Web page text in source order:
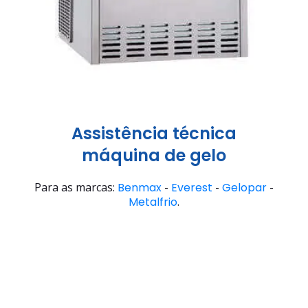
Assistência técnica
máquina de gelo
Para as marcas: Benmax - Everest - Gelopar -
Metalfrio.